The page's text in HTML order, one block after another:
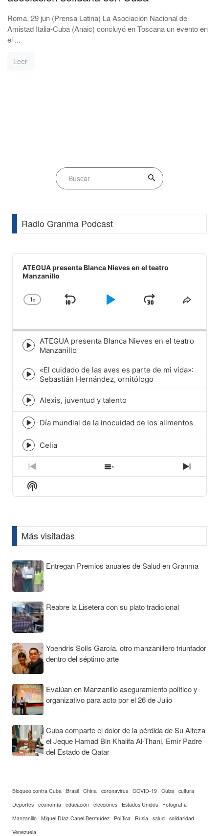
Roma, 29 jun (Prensa Latina) La Asociación Nacional de
Amistad Italia-Cuba (Anaic) concluyó en Toscana un evento en
el ...
Leer
Radio Granma Podcast
Audio
Player
ATEGUA presenta Blanca Nieves en el teatro
Manzanillo
Change
1x
Skip
Play
JumpShare
Episode
play
icon
ATEGUA presenta Blanca Nieves en el teatro
Manzanillo
Episode
play
icon
«El cuidado de las aves es parte de mi vida»:
Sebastián Hernández, ornitólogo
Episode
play
icon
Alexis, juventud y talento
Episode
play
icon
Día mundial de la inocuidad de los alimentos
Episode
play
icon
Celia
Previous
Episode
Show
Episodes
Next
Show
Podcast
Más visitadas
Entregan Premios anuales de Salud en Granma
Reabre la Lisetera con su plato tradicional
Yoendris Solís García, otro manzanillero triunfador
dentro del séptimo arte
Evalúan en Manzanillo aseguramiento político y
organizativo para acto por el 26 de Julio
Cuba comparte el dolor de la pérdida de Su Alteza
el Jeque Hamad Bin Khalifa Al-Thani, Emir Padre
del Estado de Qatar
Bloqueo contra Cuba Brasil China coronavirus COVID-19 Cuba
cultura
Deportes economía educación elecciones Estados Unidos
Fotografía
Manzanillo Miguel Díaz-Canel Bermúdez Política Rusia salud solidaridad
Venezuela